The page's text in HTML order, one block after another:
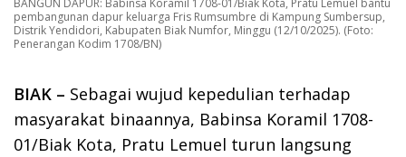
pembangunan dapur keluarga Fris Rumsumbre di Kampung Sumbersup,
Distrik Yendidori, Kabupaten Biak Numfor, Minggu (12/10/2025). (Foto:
Penerangan Kodim 1708/BN)
BIAK – Sebagai wujud kepedulian terhadap
masyarakat binaannya, Babinsa Koramil 1708-
01/Biak Kota, Pratu Lemuel turun langsung